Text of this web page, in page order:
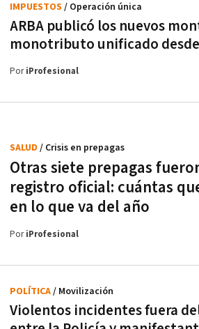
ARBA publicó los nuevos
monotributo unificado
IMPUESTOS / Operación única
PoriProfesional
Otras siete prepagas
registro oficial: cuántas
en lo que va del año
SALUD / Crisis en prepagas
PoriProfesional
Violentos incidentes fuera
POLÍTICA/ Movilización